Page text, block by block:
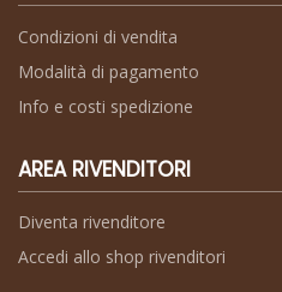
Condizioni di vendita
Modalità di pagamento
Info e costi spedizione
AREA RIVENDITORI
Diventa rivenditore
Accedi allo shop rivenditori